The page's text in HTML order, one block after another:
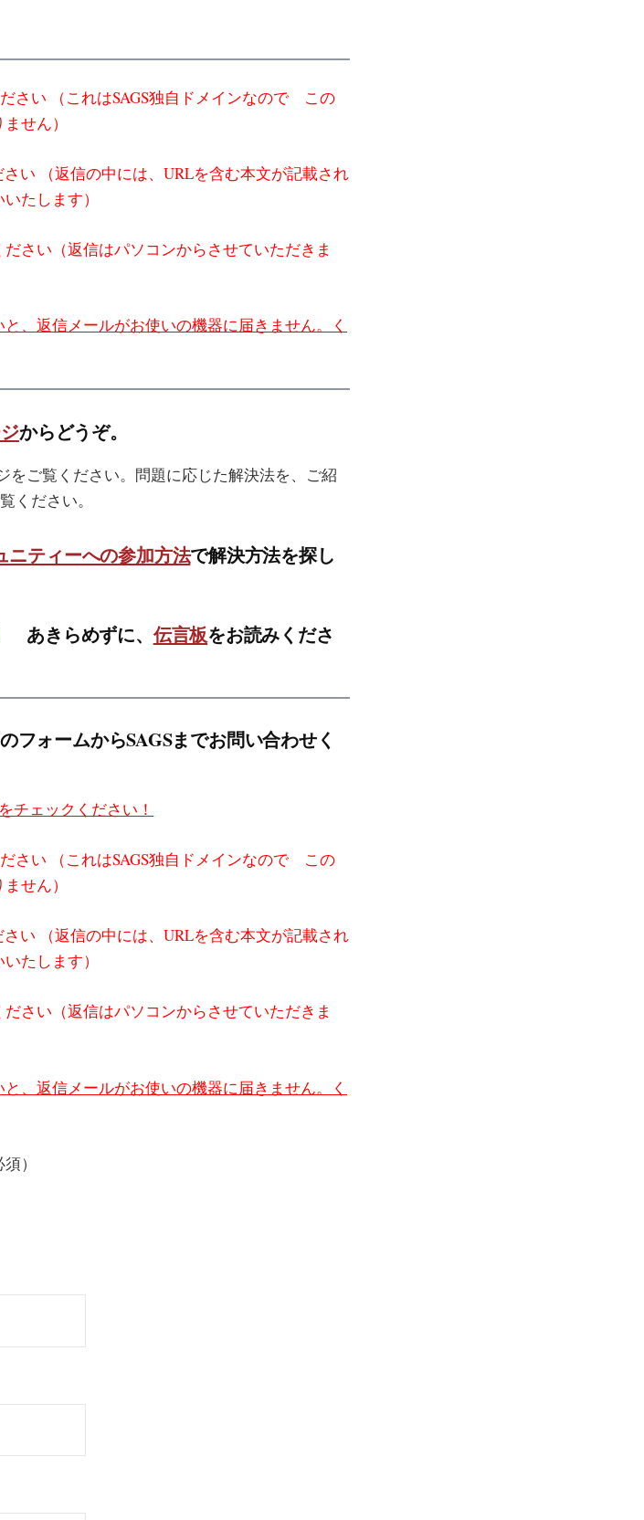
さい （これはSAGS独自ドメインなので この
せん）
い （返信の中には、URLを含む本文が記載され
たします）
さい（返信はパソコンからさせていただきま
、返信メールがお使いの機器に届きません。く
からどうぞ。
をご覧ください。問題に応じた解決法を、ご紹
ください。
ニティーへの参加方法で解決方法を探し
あきらめずに、伝言板をお読みくださ
ォームからSAGSまでお問い合わせく
ェックください！
さい （これはSAGS独自ドメインなので この
せん）
い （返信の中には、URLを含む本文が記載され
たします）
さい（返信はパソコンからさせていただきま
、返信メールがお使いの機器に届きません。く
）